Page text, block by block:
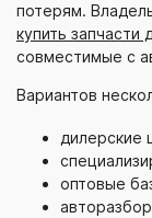
потерям.
купить запчасти
совместимые с
Вариантов
дилерские
оптовые